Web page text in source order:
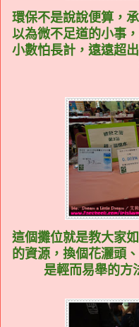
環保不是說說便算，
以為微不足道的小事
小數怕長計，遠遠超
這個攤位就是教大家
的資源，換個花灑頭
是輕而易舉的方